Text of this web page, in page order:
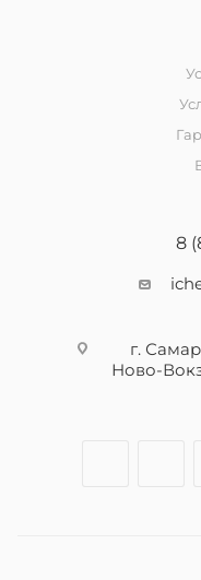
8
г.
Ново-